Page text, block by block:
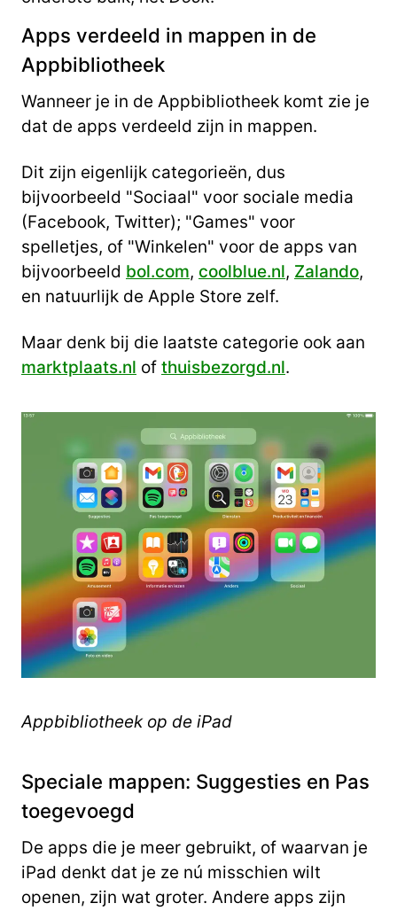
Apps verdeeld in mappen in de
Appbibliotheek
Wanneer je in de Appbibliotheek komt zie je
dat de apps verdeeld zijn in mappen.
Dit zijn eigenlijk categorieën, dus
bijvoorbeeld "Sociaal" voor sociale media
(Facebook, Twitter); "Games" voor
spelletjes, of "Winkelen" voor de apps van
bijvoorbeeld bol.com, coolblue.nl, Zalando,
en natuurlijk de Apple Store zelf.
Maar denk bij die laatste categorie ook aan
marktplaats.nl of thuisbezorgd.nl.
Appbibliotheek op de iPad
Speciale mappen: Suggesties en Pas
toegevoegd
De apps die je meer gebruikt, of waarvan je
iPad denkt dat je ze nú misschien wilt
openen, zijn wat groter. Andere apps zijn